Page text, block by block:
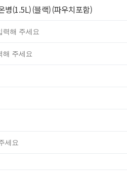
병(1.5L) (블랙) (파우치포함)